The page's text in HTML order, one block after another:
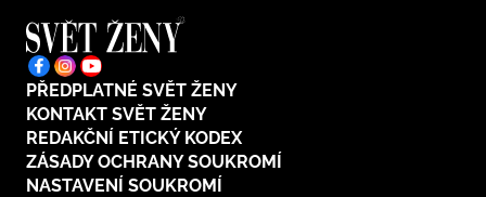
PŘEDPLATNÉ SVĚT ŽENY
KONTAKT SVĚT ŽENY
REDAKČNÍ ETICKÝ KODEX
ZÁSADY OCHRANY SOUKROMÍ
NASTAVENÍ SOUKROMÍ